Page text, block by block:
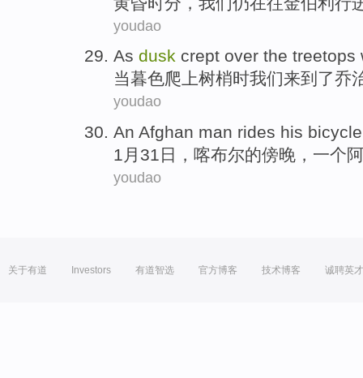
youdao
As dusk crept over the treetops
当暮色爬 上树梢时我们来到了乔
youdao
An Afghan man rides his bicycle
1月 31日 ， 喀布尔的傍晚 ， 一个
youdao
关于有道 Investors 有道智选 官方博客 技术博客 诚聘英才